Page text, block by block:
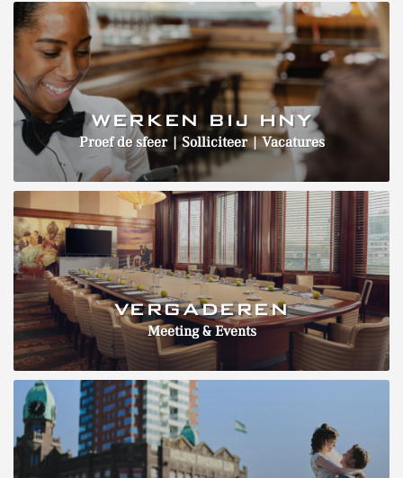
WERKEN BIJ HNY
Proef de sfeer | Solliciteer | Vacatures
VERGADEREN
Meeting & Events